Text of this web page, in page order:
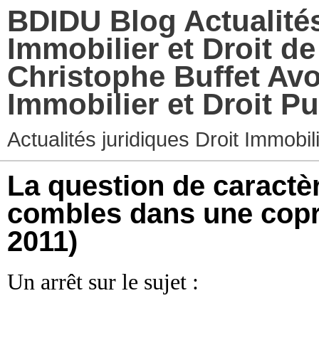
BDIDU Blog
Immobilier et Droit
Christophe Buffet
Immobilier et Droit
Actualités juridiques Droit
La question de
combles dans une
2011)
Un arrêt sur le sujet :